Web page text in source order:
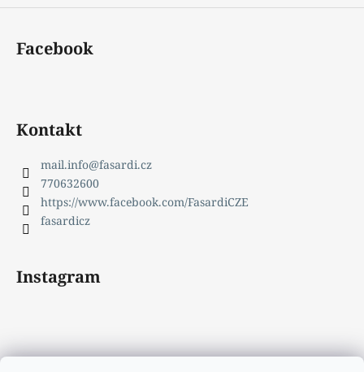
Facebook
Kontakt
mail.info@fasardi.cz
770632600
https://www.facebook.com/FasardiCZE
fasardicz
Instagram